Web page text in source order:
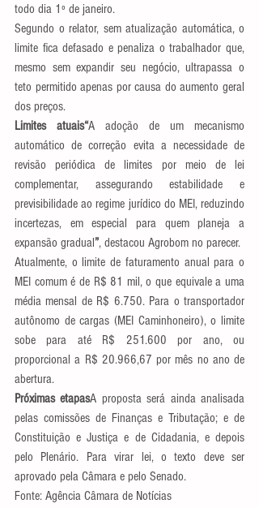
todo dia 1º de janeiro.
Segundo o relator, sem atualização automática, o
limite fica defasado e penaliza o trabalhador que,
mesmo sem expandir seu negócio, ultrapassa o
teto permitido apenas por causa do aumento geral
dos preços.
Limites atuais“A adoção de um mecanismo
automático de correção evita a necessidade de
revisão periódica de limites por meio de lei
complementar, assegurando estabilidade e
previsibilidade ao regime jurídico do MEI, reduzindo
incertezas, em especial para quem planeja a
expansão gradual”, destacou Agrobom no parecer.
Atualmente, o limite de faturamento anual para o
MEI comum é de R$ 81 mil, o que equivale a uma
média mensal de R$ 6.750. Para o transportador
autônomo de cargas (MEI Caminhoneiro), o limite
sobe para até R$ 251.600 por ano, ou
proporcional a R$ 20.966,67 por mês no ano de
abertura.
Próximas etapasA proposta será ainda analisada
pelas comissões de Finanças e Tributação; e de
Constituição e Justiça e de Cidadania, e depois
pelo Plenário. Para virar lei, o texto deve ser
aprovado pela Câmara e pelo Senado.
Fonte: Agência Câmara de Notícias